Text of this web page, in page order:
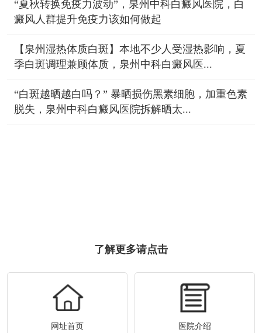
“夏秋转换免疫力波动”，泉州中科白癜风医院，白
癜风人群提升免疫力该如何做起
【泉州湿热体质白斑】本地不少人受湿热影响，夏
季白斑调理兼顾体质，泉州中科白癜风医...
“白斑越晒越白吗？” 暴晒损伤黑素细胞，加重色素
脱失，泉州中科白癜风医院拆解晒太...
了解更多请点击
网址首页 医院介绍